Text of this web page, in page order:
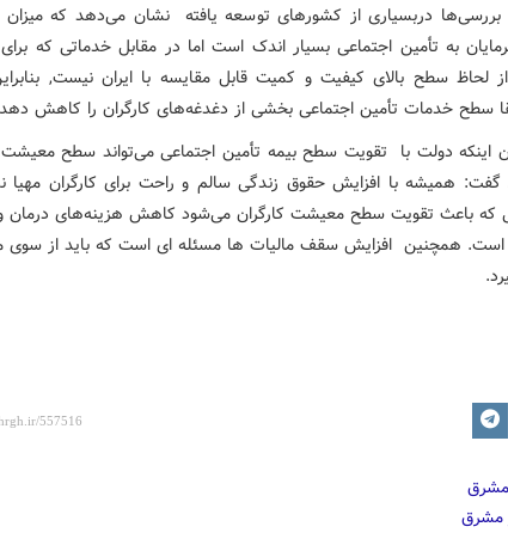
بررسی‌ها دربسیاری از کشورهای توسعه یافته نشان می‌دهد که میزان
به تأمین اجتماعی بسیار اندک است اما در مقابل خدماتی که برای
لحاظ سطح بالای کیفیت و کمیت قابل مقایسه با ایران نیست,
سطح خدمات تأمین اجتماعی بخشی از دغدغه‌های کارگران را کاهش
اینکه دولت با تقویت سطح بیمه تأمین اجتماعی می‌تواند سطح معیشت
گفت: همیشه با افزایش حقوق زندگی سالم و راحت برای کارگران مهیا
که باعث تقویت سطح معیشت کارگران می‌شود کاهش هزینه‌های
همچنین افزایش سقف مالیات ها مسئله ای است که باید از سوی